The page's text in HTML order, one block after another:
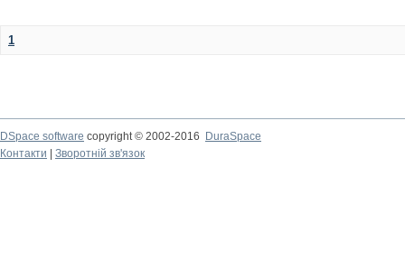
1
DSpace software copyright © 2002-2016
DuraSpace
Контакти
Зворотній зв'язок